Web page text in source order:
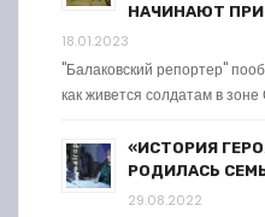
НАЧИНАЮТ
18.01.2023
"Балаковский репортер"
как живется солдатам в
«ИСТОРИЯ
РОДИЛАСЬ
29.08.2022